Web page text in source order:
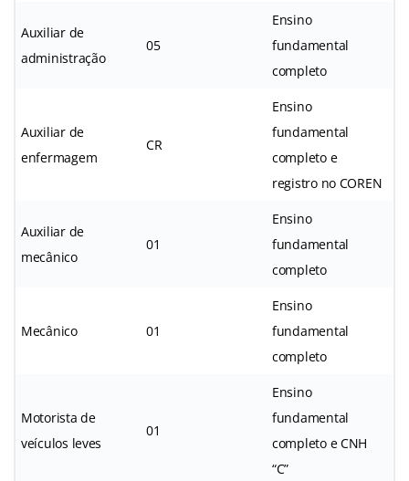
Auxiliar de
administração
05
Ensino
fundamental
completo
Auxiliar de
enfermagem
CR
Ensino
fundamental
completo e
registro no COREN
Auxiliar de
mecânico
01
Ensino
fundamental
completo
Mecânico 01
Ensino
fundamental
completo
Motorista de
veículos leves
01
Ensino
fundamental
completo e CNH
“C”